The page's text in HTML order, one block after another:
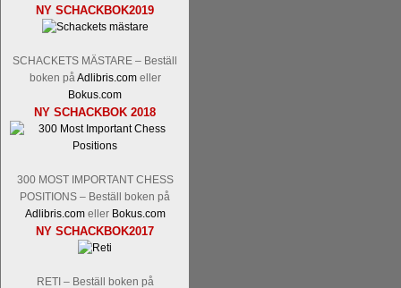
NY SCHACKBOK2019
SCHACKETS MÄSTARE – Beställ
boken påAdlibris.comeller
Bokus.com
NY SCHACKBOK 2018
300 MOST IMPORTANT CHESS
POSITIONS – Beställ boken på
Adlibris.comeller Bokus.com
NY SCHACKBOK2017
RETI – Beställ boken på